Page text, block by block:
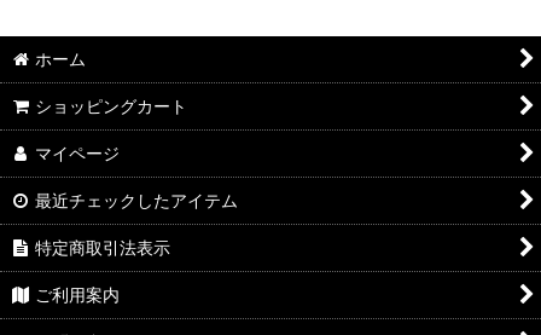
ホーム
ショッピングカート
マイページ
最近チェックしたアイテム
特定商取引法表示
ご利用案内